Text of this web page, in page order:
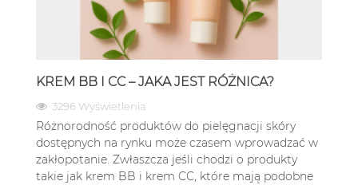
KREM BB I CC – JAKA JEST RÓŻNICA?
3296 Wyświetlenia
Różnorodność produktów do pielęgnacji skóry
dostępnych na rynku może czasem wprowadzać w
zakłopotanie. Zwłaszcza jeśli chodzi o produkty
takie jak krem BB i krem CC, które mają podobne